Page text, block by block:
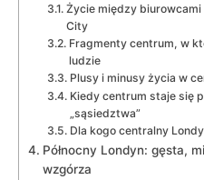
Życie między biurowcami
City
Fragmenty centrum, w
ludzie
Plusy i minusy życia w
Kiedy centrum staje się
„sąsiedztwa”
Dla kogo centralny
Północny Londyn: gęsta,
wzgórza